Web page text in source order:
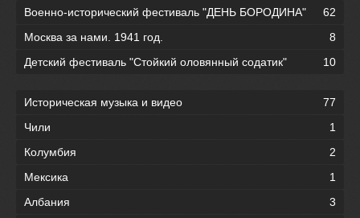
Военно-исторический фестиваль "ДЕНЬ БОРОДИНА"
62
Москва за нами. 1941 год.
8
Детский фестиваль "Стойкий оловянный содатик"
10
Историческая музыка и видео
77
Чили
1
Колумбия
2
Мексика
1
Албания
3